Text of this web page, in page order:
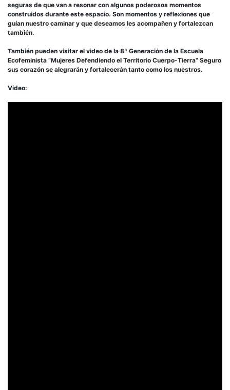
seguras de que van a resonar con algunos poderosos momentos
construidos durante este espacio. Son momentos y reflexiones que
guían nuestro caminar y que deseamos les acompañen y fortalezcan
también.
También pueden visitar el video de la 8ª Generación de la Escuela
Ecofeminista “Mujeres Defendiendo el Territorio Cuerpo-Tierra” Seguro
sus corazón se alegrarán y fortalecerán tanto como los nuestros.
Video: